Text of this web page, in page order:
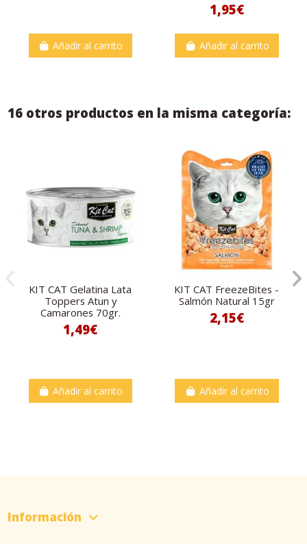
Añadir al carrito
1,95€
Añadir al carrito
16 otros productos en la misma categoría:
KIT CAT Gelatina Lata
Toppers Atun y
Camarones 70gr.
1,49€
Añadir al carrito
KIT CAT FreezeBites -
Salmón Natural 15gr
2,15€
Añadir al carrito
Información